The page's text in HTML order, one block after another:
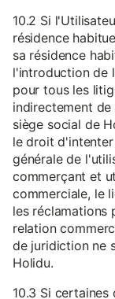
10.2 Si
résidence
sa résidence
l'introduction de
pour tous les
indirectement
siège social de
le droit
générale de
commerçant et
commerciale, le
les réclamations
relation
de juridiction ne
Holidu.
10.3 Si